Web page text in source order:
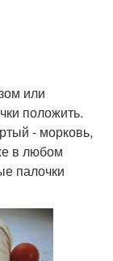
или
положить.
- морковь,
в любом
палочки